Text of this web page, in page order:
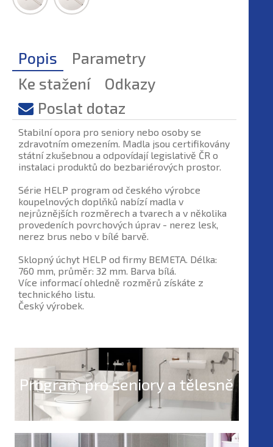
Popis
Parametry
Ke stažení
Odkazy
Poslat dotaz
Stabilní opora pro seniory nebo osoby se
zdravotním omezením. Madla jsou certifikovány
státní zkušebnou a odpovídají legislativě ČR o
instalaci produktů do bezbariérových prostor.
Série HELP program od českého výrobce
koupelnových doplňků nabízí madla v
nejrůznějších rozměrech a tvarech a v několika
provedeních povrchových úprav - nerez lesk,
nerez brus nebo v bílé barvě.
Sklopný úchyt HELP od firmy BEMETA. Délka:
760 mm, průměr: 32 mm. Barva bílá.
Více informací ohledně rozměrů získáte z
technického listu.
Český výrobek.
Program pro seniory a tělesně